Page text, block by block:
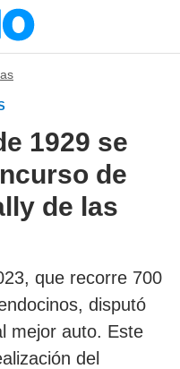
1929 se
de
de las
que recorre 700
disputó
mejor auto. Este
del